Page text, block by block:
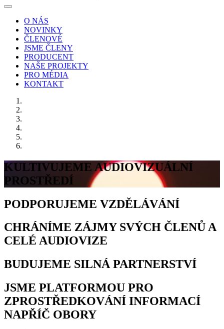
O NÁS
NOVINKY
ČLENOVÉ
JSME ČLENY
PRODUCENT
NAŠE PROJEKTY
PRO MÉDIA
KONTAKT
KULTIVUJEME AUDIOVIZUÁLNÍ
PROSTŘEDÍ
PODPORUJEME VZDĚLÁVÁNÍ
CHRÁNÍME ZÁJMY SVÝCH ČLENŮ A
CELÉ AUDIOVIZE
BUDUJEME SILNÁ PARTNERSTVÍ
JSME PLATFORMOU PRO
ZPROSTŘEDKOVÁNÍ INFORMACÍ
NAPŘÍČ OBORY